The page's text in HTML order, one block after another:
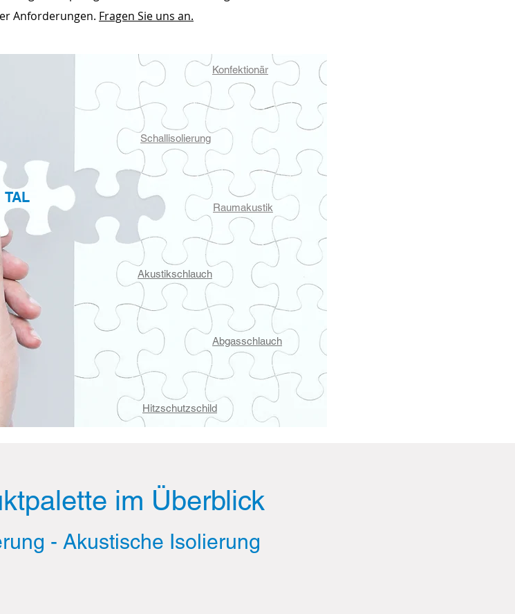
Anforderungen. Fragen Sie uns an.
Raumakustik
Abgasschlauch
Hitzschutzschild
TAL
Akustikschlauch
Schallisolierung
Konfektionär
im Überblick
- Akustische Isolierung